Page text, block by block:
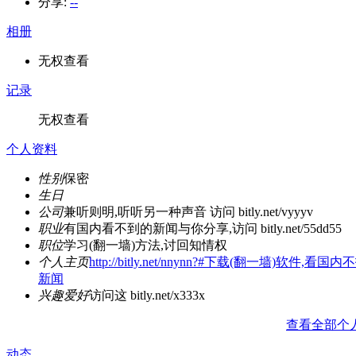
相册
无权查看
记录
无权查看
个人资料
性别保密
生日
公司兼听则明,听听另一种声音 访问 bitly.net/vyyyv
职业有国内看不到的新闻与你分享,访问 bitly.net/55dd55
职位学习(翻一墙)方法,讨回知情权
个人主页http://bitly.net/nnynn?#下载(翻一墙)软件,看国内
新闻
兴趣爱好访问这 bitly.net/x333x
查看全部个